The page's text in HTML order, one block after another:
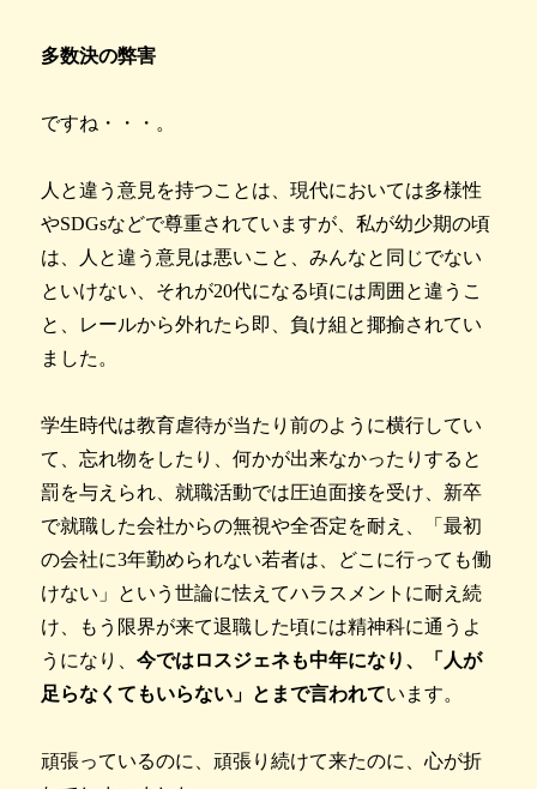
多数決の弊害
ですね・・・。
人と違う意見を持つことは、現代においては多様性
やSDGsなどで尊重されていますが、私が幼少期の頃
は、人と違う意見は悪いこと、みんなと同じでない
といけない、それが20代になる頃には周囲と違うこ
と、レールから外れたら即、負け組と揶揄されてい
ました。
学生時代は教育虐待が当たり前のように横行してい
て、忘れ物をしたり、何かが出来なかったりすると
罰を与えられ、就職活動では圧迫面接を受け、新卒
で就職した会社からの無視や全否定を耐え、「最初
の会社に3年勤められない若者は、どこに行っても働
けない」という世論に怯えてハラスメントに耐え続
け、もう限界が来て退職した頃には精神科に通うよ
うになり、今ではロスジェネも中年になり、「人が
足らなくてもいらない」とまで言われています。
頑張っているのに、頑張り続けて来たのに、心が折